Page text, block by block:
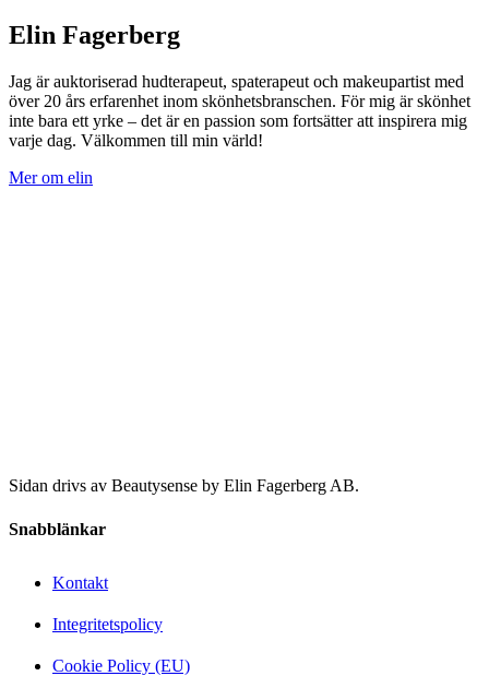
Elin Fagerberg
Jag är auktoriserad hudterapeut, spaterapeut och makeupartist med
över 20 års erfarenhet inom skönhetsbranschen. För mig är skönhet
inte bara ett yrke – det är en passion som fortsätter att inspirera mig
varje dag. Välkommen till min värld!
Mer om elin
Sidan drivs av Beautysense by Elin Fagerberg AB.
Snabblänkar
Kontakt
Integritetspolicy
Cookie Policy (EU)